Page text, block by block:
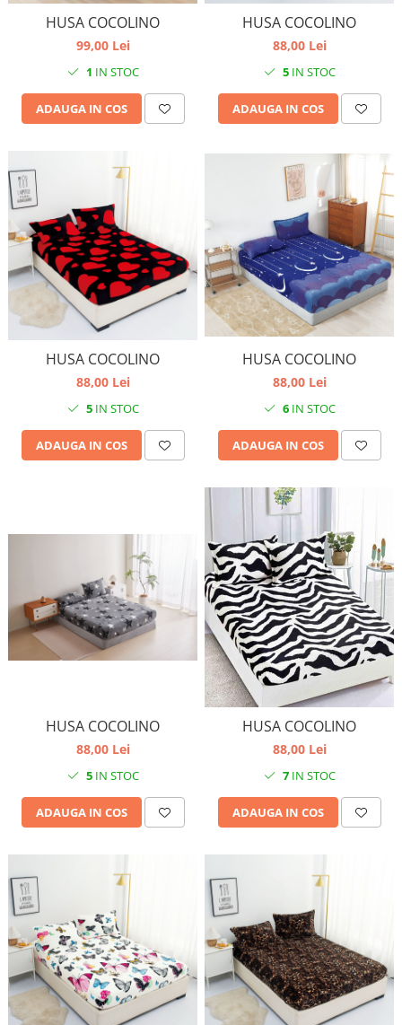
HUSA COCOLINO
99,00 Lei
1 IN STOC
ADAUGA IN COS
HUSA COCOLINO
88,00 Lei
5IN STOC
ADAUGA IN COS
HUSA COCOLINO
88,00 Lei
5IN STOC
ADAUGA IN COS
HUSA COCOLINO
88,00 Lei
6IN STOC
ADAUGA IN COS
HUSA COCOLINO
88,00 Lei
5IN STOC
ADAUGA IN COS
HUSA COCOLINO
88,00 Lei
7IN STOC
ADAUGA IN COS